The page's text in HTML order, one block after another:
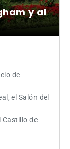
y al
de
el Salón del
Castillo de